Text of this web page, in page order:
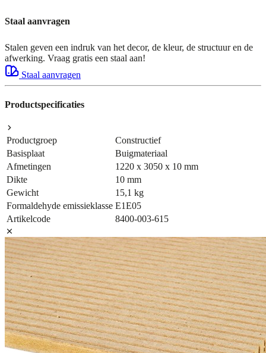
Staal aanvragen
Stalen geven een indruk van het decor, de kleur, de structuur en de
afwerking. Vraag gratis een staal aan!
Staal aanvragen
Productspecificaties
Productgroep
Constructief
Basisplaat
Buigmateriaal
Afmetingen
1220 x 3050 x 10 mm
Dikte
10 mm
Gewicht
15,1 kg
Formaldehyde emissieklasse E1E05
Artikelcode
8400-003-615